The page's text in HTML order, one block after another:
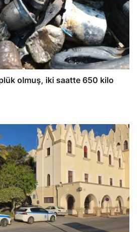
olmuş, iki saatte 650 kilo